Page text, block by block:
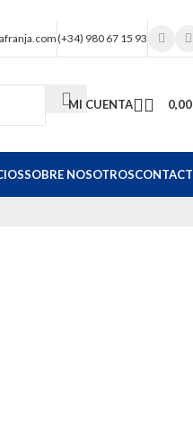
(+34) 980 67 15 93
MI CUENTA
SOBRE NOSOTROS